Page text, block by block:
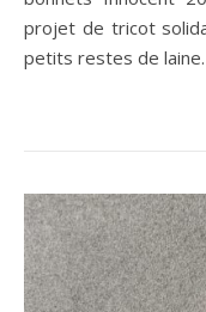
projet de tricot
petits restes de